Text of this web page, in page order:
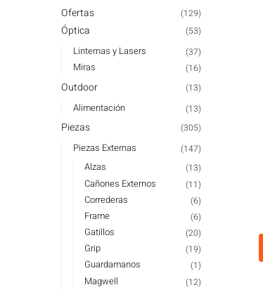
Ofertas (129)
Óptica (53)
Linternas y Lasers (37)
Miras (16)
Outdoor (13)
Alimentación (13)
Piezas (305)
Piezas Externas (147)
Alzas (13)
Cañones Externos (11)
Correderas (6)
Frame (6)
Gatillos (20)
Grip (19)
Guardamanos (1)
Magwell (12)